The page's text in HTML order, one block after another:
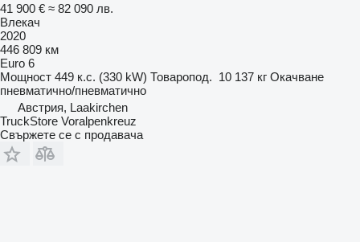
41 900 € ≈ 82 090 лв.
Влекач
2020
446 809 км
Euro 6
Мощност 449 к.с. (330 kW) Товаропод. 10 137 кг Окачване
пневматично/пневматично
Австрия, Laakirchen
TruckStore Voralpenkreuz
Свържете се с продавача